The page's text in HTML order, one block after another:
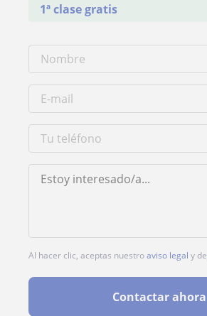
1ª clase gratis
Al hacer clic, aceptas nuestroaviso legal y de
Contactar ahora